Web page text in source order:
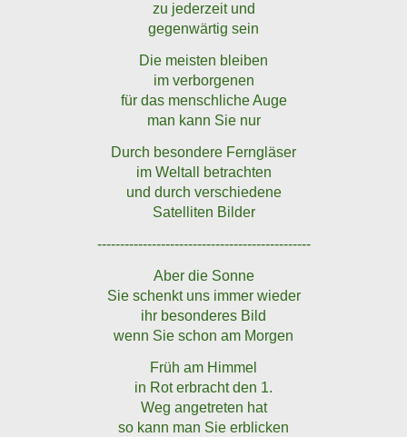
zu jederzeit und
gegenwärtig sein
Die meisten bleiben
im verborgenen
für das menschliche Auge
man kann Sie nur
Durch besondere Ferngläser
im Weltall betrachten
und durch verschiedene
Satelliten Bilder
-----------------------------------------------
Aber die Sonne
Sie schenkt uns immer wieder
ihr besonderes Bild
wenn Sie schon am Morgen
Früh am Himmel
in Rot erbracht den 1.
Weg angetreten hat
so kann man Sie erblicken